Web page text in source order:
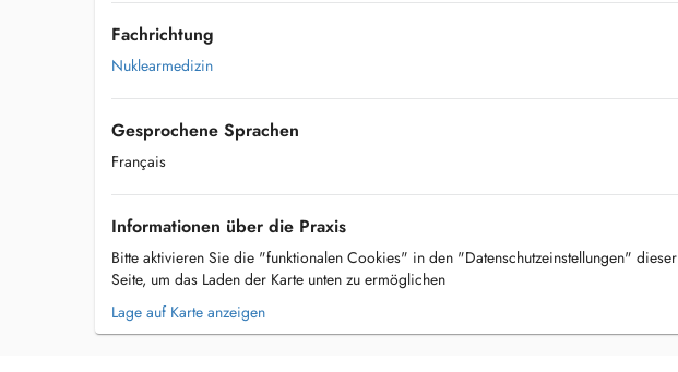
Fachrichtung
Nuklearmedizin
Gesprochene Sprachen
Français
Informationen über die Praxis
Bitte aktivieren Sie die "funktionalen Cookies" in den "Datenschutzeinstellungen" dieser
Seite, um das Laden der Karte unten zu ermöglichen
Lage auf Karte anzeigen